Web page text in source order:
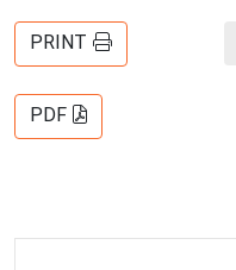
PRINT
PDF